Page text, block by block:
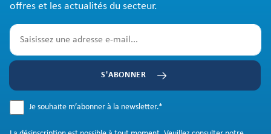
offres et les actualités du secteur.
S'ABONNER
Je souhaite m’abonner à la newsletter.*